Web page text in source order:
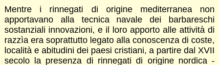
Mentre i rinnegati di origine mediterranea non
apportavano alla tecnica navale dei barbareschi
sostanziali innovazioni, e il loro apporto alle attività di
razzìa era soprattutto legato alla conoscenza di coste,
località e abitudini dei paesi cristiani, a partire dal XVII
secolo la presenza di rinnegati di origine nordica -